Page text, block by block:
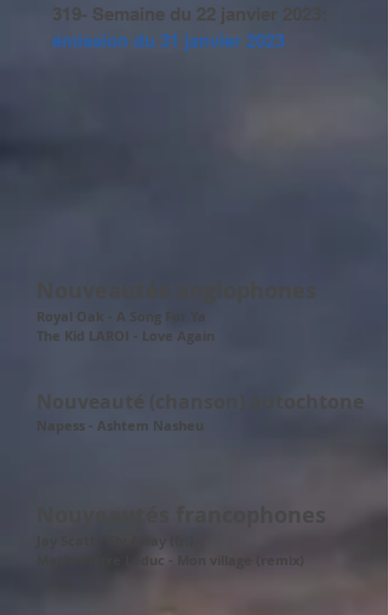
319- Semaine du 22 janvier 2023:
émission du 31 janvier 2023
Nouveautés anglophones
Royal Oak - A Song For Ya
The Kid LAROI - Love Again
Nouveauté (chanson) autochtone
Napess - Ashtem Nasheu
Nouveautés francophones
Marie-Pierre Leduc - Mon village (remix)